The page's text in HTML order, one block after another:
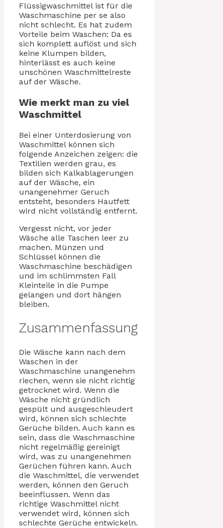
Flüssigwaschmittel ist für die
Waschmaschine per se also
nicht schlecht. Es hat zudem
Vorteile beim Waschen: Da es
sich komplett auflöst und sich
keine Klumpen bilden,
hinterlässt es auch keine
unschönen Waschmittelreste
auf der Wäsche.
Wie merkt man zu viel
Waschmittel
Bei einer Unterdosierung von
Waschmittel können sich
folgende Anzeichen zeigen: die
Textilien werden grau, es
bilden sich Kalkablagerungen
auf der Wäsche, ein
unangenehmer Geruch
entsteht, besonders Hautfett
wird nicht vollständig entfernt.
Vergesst nicht, vor jeder
Wäsche alle Taschen leer zu
machen. Münzen und
Schlüssel können die
Waschmaschine beschädigen
und im schlimmsten Fall
Kleinteile in die Pumpe
gelangen und dort hängen
bleiben.
Zusammenfassung
Die Wäsche kann nach dem
Waschen in der
Waschmaschine unangenehm
riechen, wenn sie nicht richtig
getrocknet wird. Wenn die
Wäsche nicht gründlich
gespült und ausgeschleudert
wird, können sich schlechte
Gerüche bilden. Auch kann es
sein, dass die Waschmaschine
nicht regelmäßig gereinigt
wird, was zu unangenehmen
Gerüchen führen kann. Auch
die Waschmittel, die verwendet
werden, können den Geruch
beeinflussen. Wenn das
richtige Waschmittel nicht
verwendet wird, können sich
schlechte Gerüche entwickeln.